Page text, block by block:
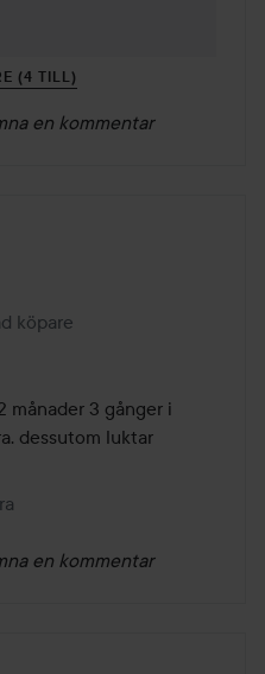
(4 TILL)
en kommentar
1 vecka
köpare
månader 3 gånger i
dessutom luktar
en kommentar